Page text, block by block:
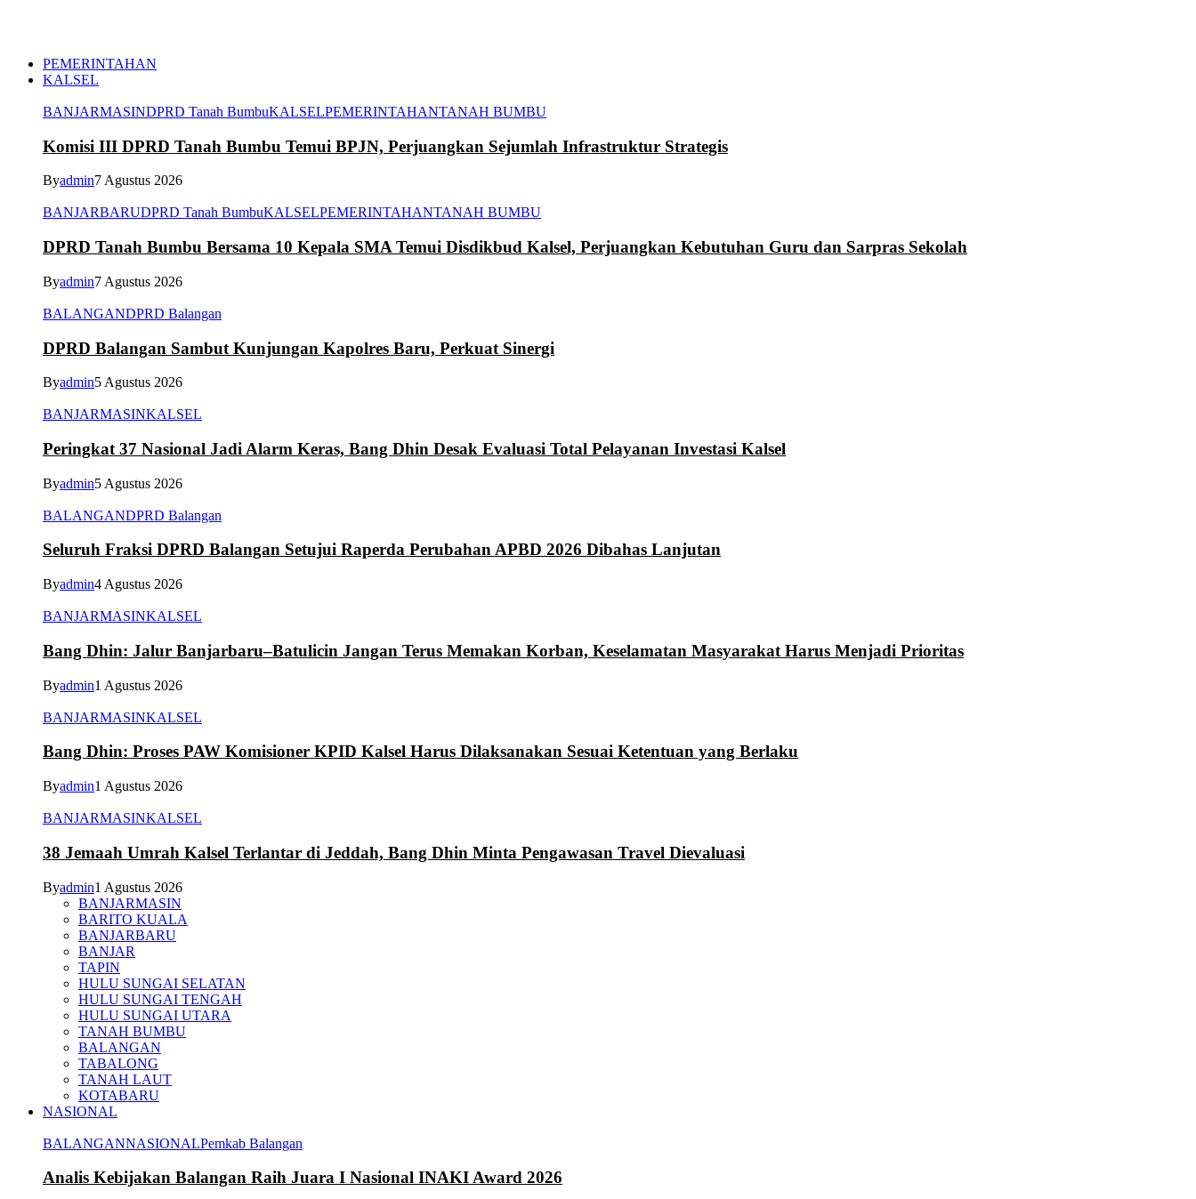
PEMERINTAHAN
KALSEL
BANJARMASINDPRD Tanah BumbuKALSELPEMERINTAHANTANAH BUMBU
Komisi III DPRD Tanah Bumbu Temui BPJN, Perjuangkan Sejumlah Infrastruktur Strategis
Byadmin7 Agustus 2026
BANJARBARUDPRD Tanah BumbuKALSELPEMERINTAHANTANAH BUMBU
DPRD Tanah Bumbu Bersama 10 Kepala SMA Temui Disdikbud Kalsel, Perjuangkan Kebutuhan Guru dan Sarpras Sekolah
Byadmin7 Agustus 2026
BALANGANDPRD Balangan
DPRD Balangan Sambut Kunjungan Kapolres Baru, Perkuat Sinergi
Byadmin5 Agustus 2026
BANJARMASINKALSEL
Peringkat 37 Nasional Jadi Alarm Keras, Bang Dhin Desak Evaluasi Total Pelayanan Investasi Kalsel
Byadmin5 Agustus 2026
BALANGANDPRD Balangan
Seluruh Fraksi DPRD Balangan Setujui Raperda Perubahan APBD 2026 Dibahas Lanjutan
Byadmin4 Agustus 2026
BANJARMASINKALSEL
Bang Dhin: Jalur Banjarbaru–Batulicin Jangan Terus Memakan Korban, Keselamatan Masyarakat Harus Menjadi Prioritas
Byadmin1 Agustus 2026
BANJARMASINKALSEL
Bang Dhin: Proses PAW Komisioner KPID Kalsel Harus Dilaksanakan Sesuai Ketentuan yang Berlaku
Byadmin1 Agustus 2026
BANJARMASINKALSEL
38 Jemaah Umrah Kalsel Terlantar di Jeddah, Bang Dhin Minta Pengawasan Travel Dievaluasi
Byadmin1 Agustus 2026
BANJARMASIN
BARITO KUALA
BANJARBARU
BANJAR
TAPIN
HULU SUNGAI SELATAN
HULU SUNGAI TENGAH
HULU SUNGAI UTARA
TANAH BUMBU
BALANGAN
TABALONG
TANAH LAUT
KOTABARU
NASIONAL
BALANGANNASIONALPemkab Balangan
Analis Kebijakan Balangan Raih Juara I Nasional INAKI Award 2026